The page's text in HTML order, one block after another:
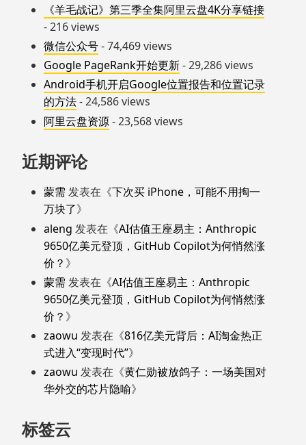
《羊毛战记》第三季全集阿里云盘4K分享链接
- 216 views
微信公众号- 74,469 views
Google PageRank开始更新- 29,286 views
Android手机开启Google位置报告和位置记录
的方法- 24,586 views
阿里云盘资源- 23,568 views
近期评论
蒙需 发表在《下次买 iPhone，可能不用掏一
万块了》
aleng 发表在《AI估值王座易主：Anthropic
9650亿美元登顶，GitHub Copilot为何悄然涨
价？ 》
蒙需 发表在《AI估值王座易主：Anthropic
9650亿美元登顶，GitHub Copilot为何悄然涨
价？ 》
zaowu 发表在《816亿美元背后：AI淘金热正
式进入“变现时代”》
zaowu 发表在《黄仁勋被放鸽子：一场美国对
华外交的芯片隐喻》
标签云